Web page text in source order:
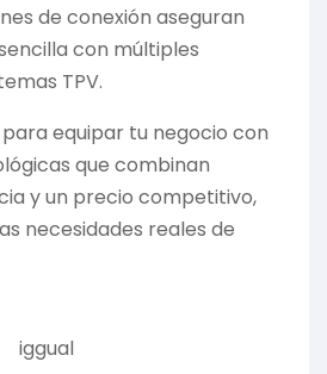
de conexión aseguran
con múltiples
TPV.
equipar tu negocio con
que combinan
y un precio competitivo,
necesidades reales de
iggual